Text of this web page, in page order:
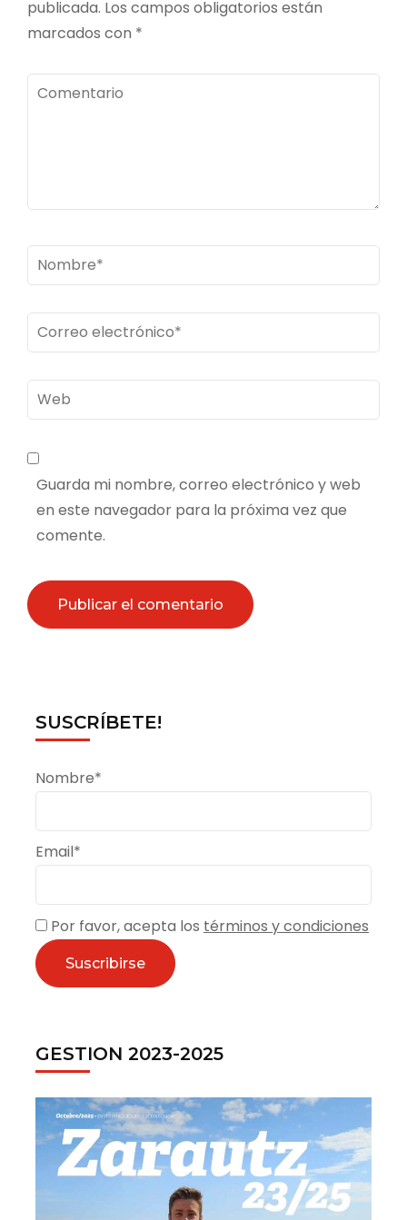
publicada. Los campos obligatorios están
marcados con *
Comentario
Nombre*
Correo
electrónico*
Web
Guarda mi nombre, correo electrónico y web
en este navegador para la próxima vez que
comente.
SUSCRÍBETE!
Nombre*
Email*
Por favor, acepta los términos y condiciones
GESTION 2023-2025